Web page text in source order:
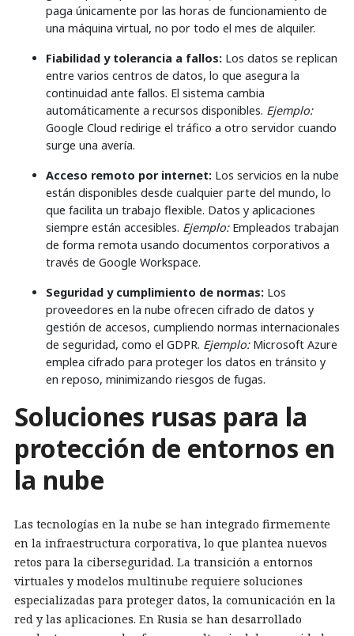
paga únicamente por las horas de funcionamiento de
una máquina virtual, no por todo el mes de alquiler.
Fiabilidad y tolerancia a fallos: Los datos se replican
entre varios centros de datos, lo que asegura la
continuidad ante fallos. El sistema cambia
automáticamente a recursos disponibles. Ejemplo:
Google Cloud redirige el tráfico a otro servidor cuando
surge una avería.
Acceso remoto por internet: Los servicios en la nube
están disponibles desde cualquier parte del mundo, lo
que facilita un trabajo flexible. Datos y aplicaciones
siempre están accesibles. Ejemplo:Empleados trabajan
de forma remota usando documentos corporativos a
través de Google Workspace.
Seguridad y cumplimiento de normas: Los
proveedores en la nube ofrecen cifrado de datos y
gestión de accesos, cumpliendo normas internacionales
de seguridad, como el GDPR. Ejemplo:Microsoft Azure
emplea cifrado para proteger los datos en tránsito y
en reposo, minimizando riesgos de fugas.
Soluciones rusas para la
protección de entornos en
la nube
Las tecnologías en la nube se han integrado firmemente
en la infraestructura corporativa, lo que plantea nuevos
retos para la ciberseguridad. La transición a entornos
virtuales y modelos multinube requiere soluciones
especializadas para proteger datos, la comunicación en la
red y las aplicaciones. En Rusia se han desarrollado